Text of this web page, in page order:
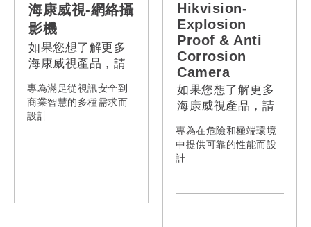
海康威視-網絡攝
影機
如果您想了解更多
海康威視產品，請
專為滿足從視訊安全到
商業智慧的多種需求而
設計
Hikvision-
Explosion
Proof & Anti
Corrosion
Camera
如果您想了解更多
海康威視產品，請
專為在危險和極端環境
中提供可靠的性能而設
計